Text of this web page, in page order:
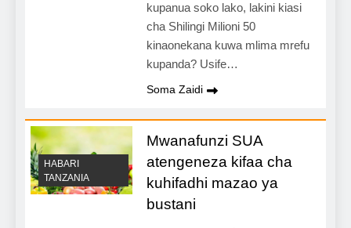
kupanua soko lako, lakini kiasi
cha Shilingi Milioni 50
kinaonekana kuwa mlima mrefu
kupanda? Usife…
Soma Zaidi
HABARI
TANZANIA
Mwanafunzi SUA
atengeneza kifaa cha
kuhifadhi mazao ya
bustani